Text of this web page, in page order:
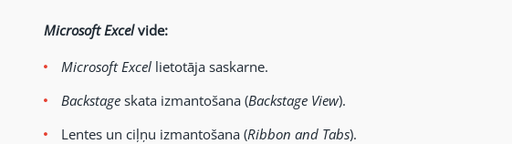
Microsoft Excelvide:
Microsoft Excellietotāja saskarne.
Backstageskata izmantošana (Backstage View).
Lentes un ciļņu izmantošana (Ribbon and Tabs).